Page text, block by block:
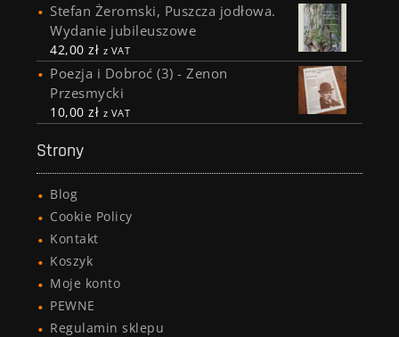
Stefan Żeromski, Puszcza jodłowa.
Wydanie jubileuszowe
42,00zł z VAT
Poezja i Dobroć (3) - Zenon
Przesmycki
10,00zł z VAT
Strony
Blog
Cookie Policy
Kontakt
Koszyk
Moje konto
PEWNE
Regulamin sklepu